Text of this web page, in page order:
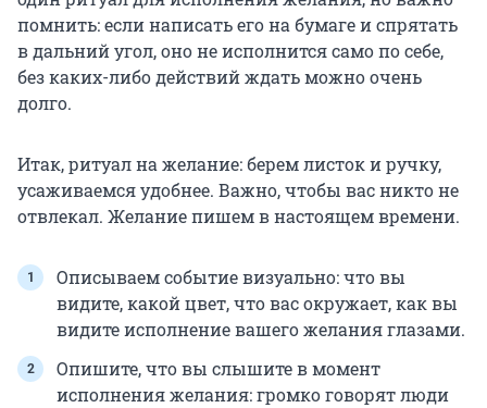
помнить: если написать его на бумаге и спрятать
в дальний угол, оно не исполнится само по себе,
без каких-либо действий ждать можно очень
долго.
Итак, ритуал на желание: берем листок и ручку,
усаживаемся удобнее. Важно, чтобы вас никто не
отвлекал. Желание пишем в настоящем времени.
Описываем событие визуально: что вы
видите, какой цвет, что вас окружает, как вы
видите исполнение вашего желания глазами.
Опишите, что вы слышите в момент
исполнения желания: громко говорят люди